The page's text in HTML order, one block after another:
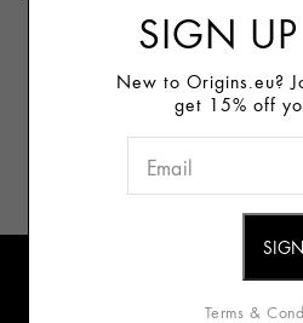
WRITE THE
REVIEW
SIGN
New to Origins.eu?
get 15% off
Terms &